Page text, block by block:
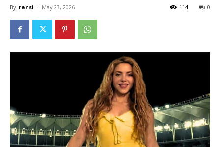
By ransi - May 23, 2026 0
114